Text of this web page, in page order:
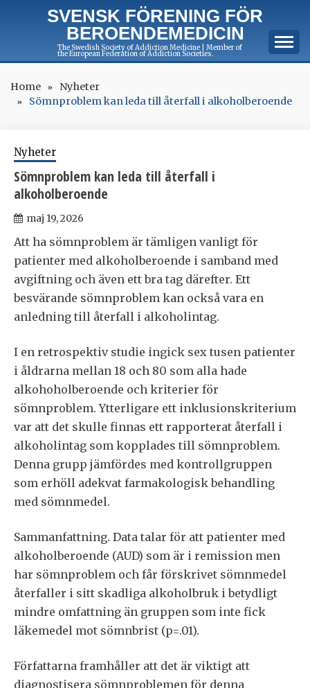
SVENSK FÖRENING FÖR
BEROENDEMEDICIN
The Swedish Society of Addiction Medicine | Member of
the European Federation of Addiction Societies.
Home
Nyheter
Sömnproblem kan leda till återfall i alkoholberoende
Nyheter
Sömnproblem kan leda till återfall i
alkoholberoende
maj 19, 2026
Att ha sömnproblem är tämligen vanligt för
patienter med alkoholberoende i samband med
avgiftning och även ett bra tag därefter. Ett
besvärande sömnproblem kan också vara en
anledning till återfall i alkoholintag.
I en retrospektiv studie ingick sex tusen patienter
i åldrarna mellan 18 och 80 som alla hade
alkohoholberoende och kriterier för
sömnproblem. Ytterligare ett inklusionskriterium
var att det skulle finnas ett rapporterat återfall i
alkoholintag som kopplades till sömnproblem.
Denna grupp jämfördes med kontrollgruppen
som erhöll adekvat farmakologisk behandling
med sömnmedel.
Sammanfattning. Data talar för att patienter med
alkoholberoende (AUD) som är i remission men
har sömnproblem och får förskrivet sömnmedel
återfaller i sitt skadliga alkoholbruk i betydligt
mindre omfattning än gruppen som inte fick
läkemedel mot sömnbrist (p=.01).
Författarna framhåller att det är viktigt att
diagnostisera sömnproblemen för denna